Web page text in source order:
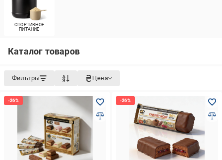
СПОРТИВНОЕ
ПИТАНИЕ
Каталог товаров
Фильтры Цена